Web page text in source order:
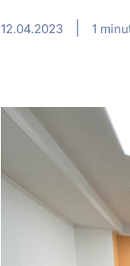
12.04.2023 1